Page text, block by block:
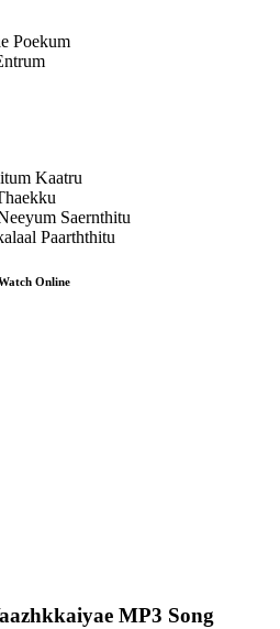
Poekum
Kaatru
Saernthitu
Paarththitu
Online
MP3 Song